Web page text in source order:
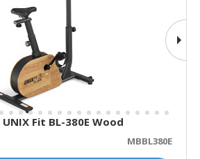
Fit BL-380E Wood
MBBL380E